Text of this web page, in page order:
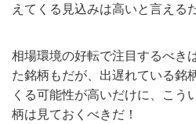
えてくる見込みは高いと言える
相場環境の好転で注目するべき
た銘柄もだが、出遅れている銘
くる可能性が高いだけに、こう
柄は見ておくべきだ！